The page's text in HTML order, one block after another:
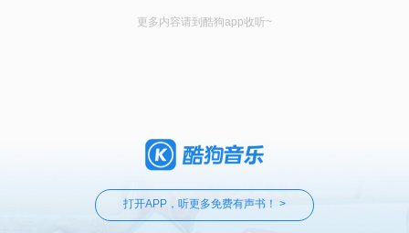
更多内容请到酷狗app收听~
打开APP，听更多免费有声书！ >